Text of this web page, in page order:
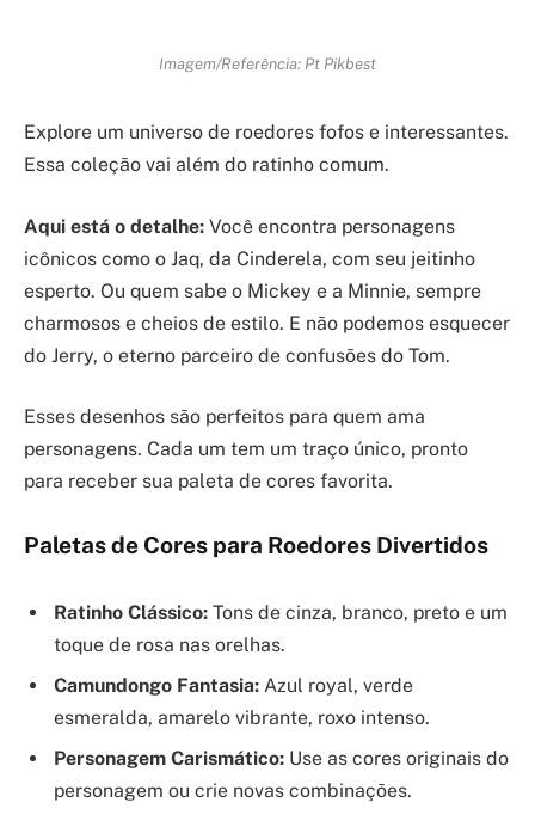
Imagem/Referência: Pt Pikbest
Explore um universo de roedores fofos e interessantes.
Essa coleção vai além do ratinho comum.
Aqui está o detalhe: Você encontra personagens
icônicos como o Jaq, da Cinderela, com seu jeitinho
esperto. Ou quem sabe o Mickey e a Minnie, sempre
charmosos e cheios de estilo. E não podemos esquecer
do Jerry, o eterno parceiro de confusões do Tom.
Esses desenhos são perfeitos para quem ama
personagens. Cada um tem um traço único, pronto
para receber sua paleta de cores favorita.
Paletas de Cores para Roedores Divertidos
Ratinho Clássico: Tons de cinza, branco, preto e um
toque de rosa nas orelhas.
Camundongo Fantasia: Azul royal, verde
esmeralda, amarelo vibrante, roxo intenso.
Personagem Carismático: Use as cores originais do
personagem ou crie novas combinações.